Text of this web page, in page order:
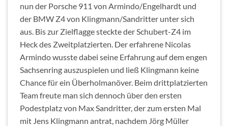
nun der Porsche 911 von Armindo/Engelhardt und
der BMW Z4 von Klingmann/Sandritter unter sich
aus. Bis zur Zielflagge steckte der Schubert-Z4 im
Heck des Zweitplatzierten. Der erfahrene Nicolas
Armindo wusste dabei seine Erfahrung auf dem engen
Sachsenring auszuspielen und ließ Klingmann keine
Chance für ein Überholmanöver. Beim drittplatzierten
Team freute man sich dennoch über den ersten
Podestplatz von Max Sandritter, der zum ersten Mal
mit Jens Klingmann antrat, nachdem Jörg Müller